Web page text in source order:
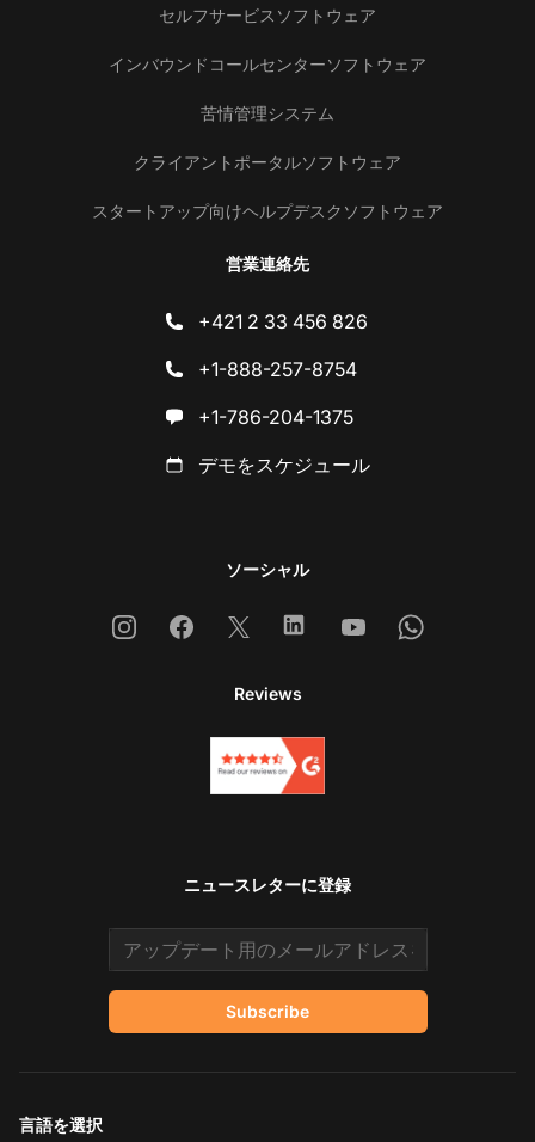
セルフサービスソフトウェア
インバウンドコールセンターソフトウェア
苦情管理システム
クライアントポータルソフトウェア
スタートアップ向けヘルプデスクソフトウェア
営業連絡先
+421 2 33 456 826
+1-888-257-8754
+1-786-204-1375
デモをスケジュール
ソーシャル
InstagramFacebook
X LinkedinYoutubeWhatsapp
Reviews
ニュースレターに登録
Email address
Subscribe
言語を選択